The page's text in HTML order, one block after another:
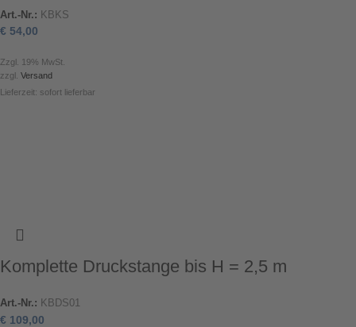
Art.-Nr.: KBKS
€ 54,00
Zzgl. 19% MwSt.
zzgl. Versand
Lieferzeit: sofort lieferbar
Komplette Druckstange bis H = 2,5 m
Art.-Nr.: KBDS01
€ 109,00